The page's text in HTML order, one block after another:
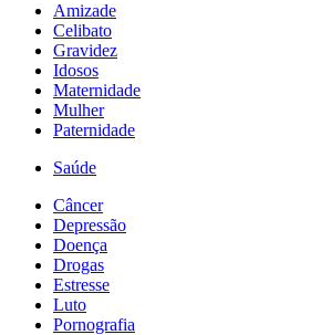
Amizade
Celibato
Gravidez
Idosos
Maternidade
Mulher
Paternidade
Saúde
Câncer
Depressão
Doença
Drogas
Estresse
Luto
Pornografia